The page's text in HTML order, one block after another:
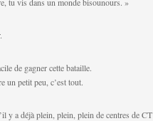
de gagner cette bataille.
un petit peu, c’est tout.
y a déjà plein, plein, plein de centres de